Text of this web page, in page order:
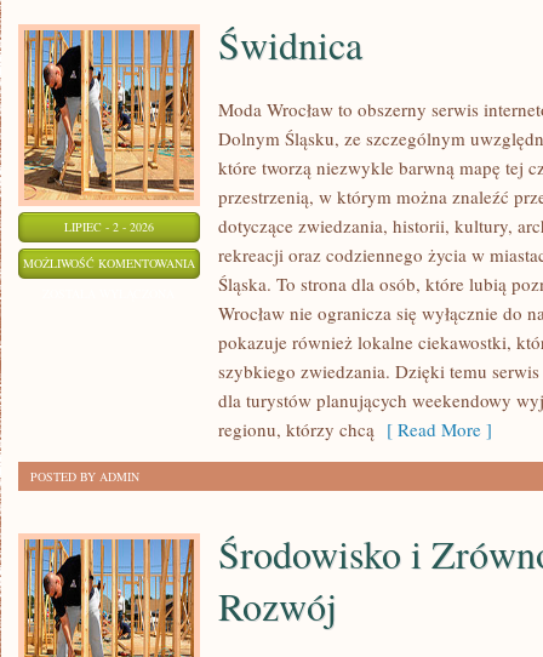
LIPIEC - 2 - 2026
MOŻLIWOŚĆ KOMENTOWANIA ŚWIDNICA
Świdnica
Moda Wrocław to obszerny serwis
Dolnym Śląsku, ze szczególnym
które tworzą niezwykle barwną mapę tej
przestrzenią, w którym można znaleźć
dotyczące zwiedzania, historii, kultury,
rekreacji oraz codziennego życia w
Śląska. To strona dla osób, które lubią
Wrocław nie ogranicza się wyłącznie do
pokazuje również lokalne ciekawostki,
szybkiego zwiedzania. Dzięki temu
dla turystów planujących weekendowy
regionu, którzy chcą [ Read More ]
POSTED BY ADMIN
Środowisko i
Rozwój